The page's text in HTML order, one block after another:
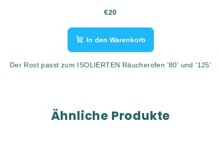
€20
In den Warenkorb
Der Rost passt zum ISOLIERTEN Räucherofen '80' und '125'
Ähnliche Produkte